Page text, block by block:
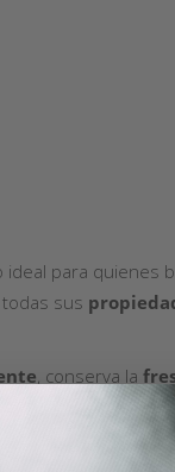
ideal para quienes
sus
, conserva la